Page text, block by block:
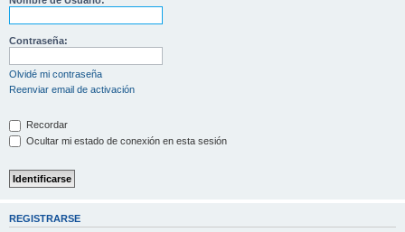
Contraseña:
Olvidé mi contraseña
Reenviar email de activación
Recordar
Ocultar mi estado de conexión en esta sesión
REGISTRARSE